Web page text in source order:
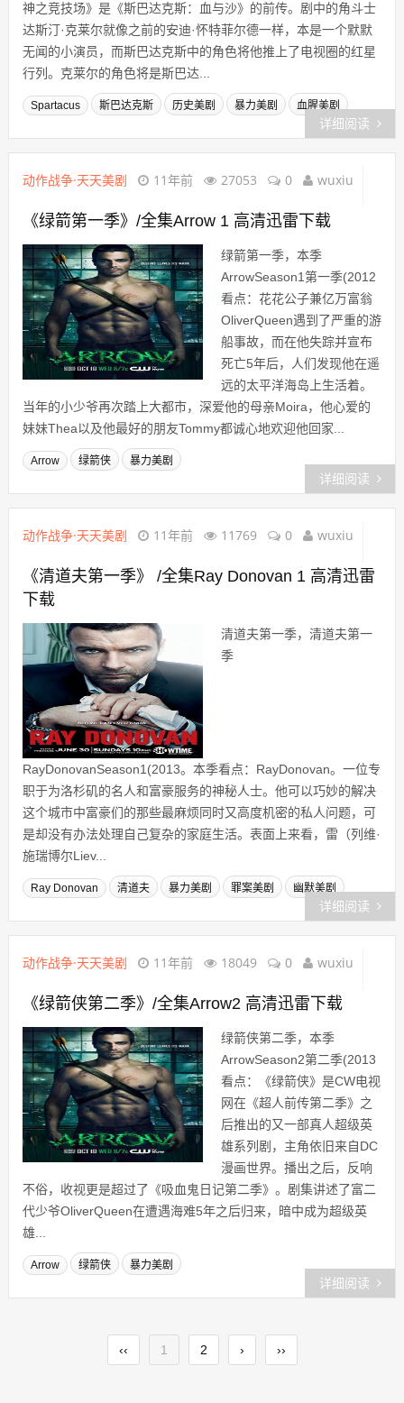
神之竞技场》是《斯巴达克斯：血与沙》的前传。剧中的角斗士
达斯汀·克莱尔就像之前的安迪·怀特菲尔德一样，本是一个默默
无闻的小演员，而斯巴达克斯中的角色将他推上了电视圈的红星
行列。克莱尔的角色将是斯巴达...
Spartacus 斯巴达克斯 历史美剧 暴力美剧 血腥美剧
详细阅读
动作战争·天天美剧 11年前 27053 0 wuxiu
《绿箭第一季》/全集Arrow 1 高清迅雷下载
绿箭第一季，本季
ArrowSeason1第一季(2012
看点：花花公子兼亿万富翁
OliverQueen遇到了严重的游
船事故，而在他失踪并宣布
死亡5年后，人们发现他在遥
远的太平洋海岛上生活着。
当年的小少爷再次踏上大都市，深爱他的母亲Moira，他心爱的
妹妹Thea以及他最好的朋友Tommy都诚心地欢迎他回家...
Arrow 绿箭侠 暴力美剧
详细阅读
动作战争·天天美剧 11年前 11769 0 wuxiu
《清道夫第一季》 /全集Ray Donovan 1 高清迅雷
下载
清道夫第一季，清道夫第一
季
RayDonovanSeason1(2013。本季看点：RayDonovan。一位专
职于为洛杉矶的名人和富豪服务的神秘人士。他可以巧妙的解决
这个城市中富豪们的那些最麻烦同时又高度机密的私人问题，可
是却没有办法处理自己复杂的家庭生活。表面上来看，雷（列维·
施瑞博尔Liev...
Ray Donovan 清道夫 暴力美剧 罪案美剧 幽默美剧
详细阅读
动作战争·天天美剧 11年前 18049 0 wuxiu
《绿箭侠第二季》/全集Arrow2 高清迅雷下载
绿箭侠第二季，本季
ArrowSeason2第二季(2013
看点：《绿箭侠》是CW电视
网在《超人前传第二季》之
后推出的又一部真人超级英
雄系列剧，主角依旧来自DC
漫画世界。播出之后，反响
不俗，收视更是超过了《吸血鬼日记第二季》。剧集讲述了富二
代少爷OliverQueen在遭遇海难5年之后归来，暗中成为超级英
雄...
Arrow 绿箭侠 暴力美剧
详细阅读
‹‹ 1 2 › ››